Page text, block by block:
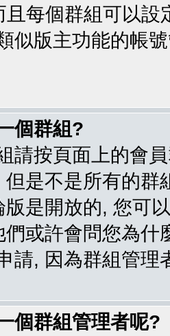
且每個群組可以
似版主功能的帳
個群組?
請按頁面上的會
是不是所有的
是開放的, 您可
或許會問您為
請, 因為群組管理
個群組管理者呢?